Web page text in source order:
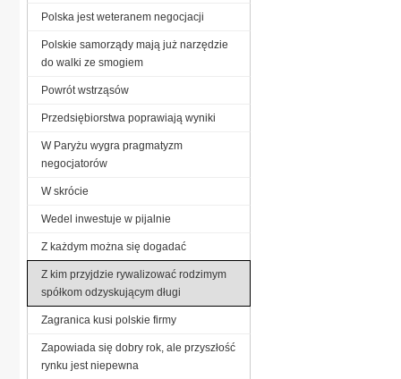
Polska jest weteranem negocjacji
Polskie samorządy mają już narzędzie
do walki ze smogiem
Powrót wstrząsów
Przedsiębiorstwa poprawiają wyniki
W Paryżu wygra pragmatyzm
negocjatorów
W skrócie
Wedel inwestuje w pijalnie
Z każdym można się dogadać
Z kim przyjdzie rywalizować rodzimym
spółkom odzyskującym długi
Zagranica kusi polskie firmy
Zapowiada się dobry rok, ale przyszłość
rynku jest niepewna